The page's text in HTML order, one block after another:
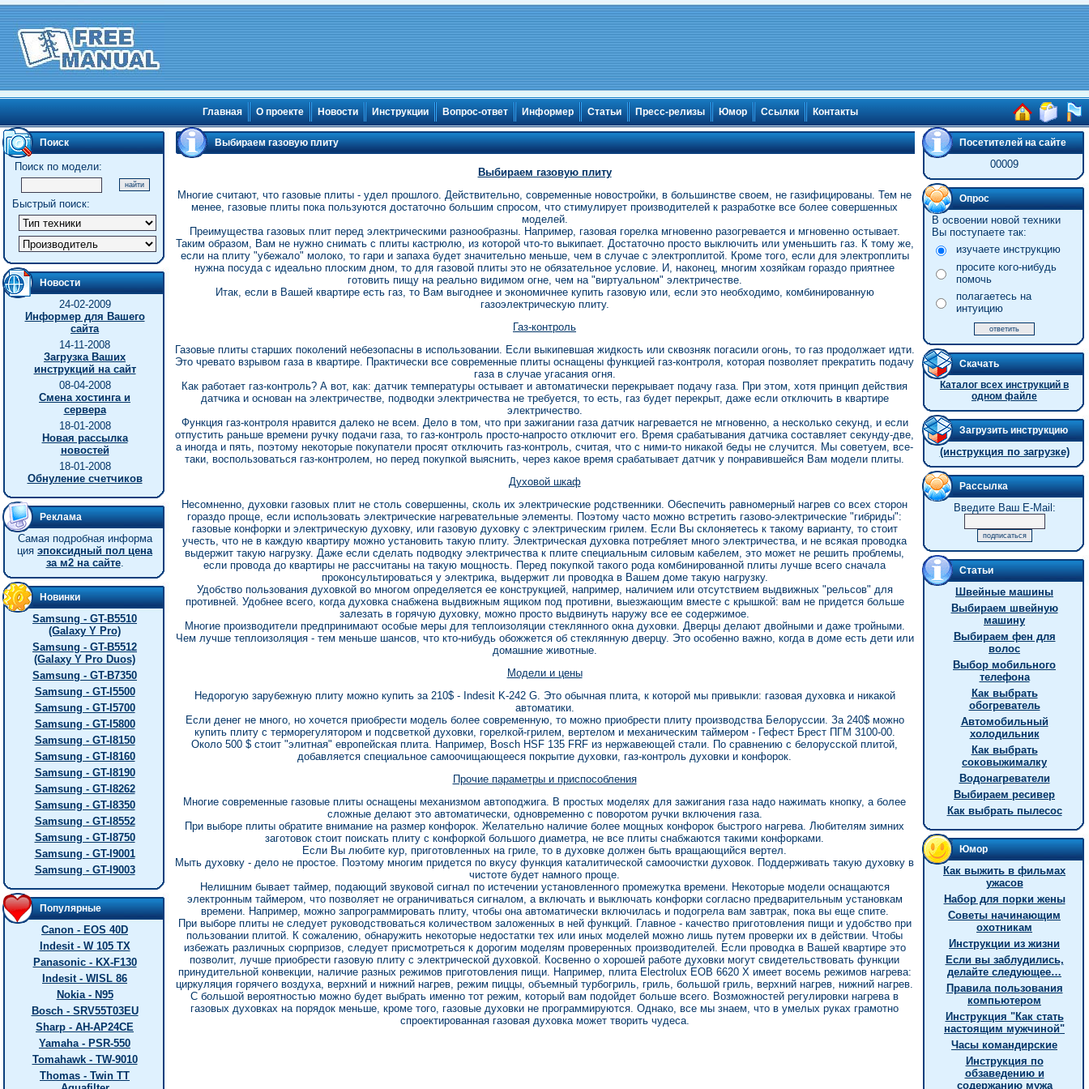
Главная О проекте Новости Инструкции Вопрос-ответ Информер Статьи Пресс-релизы Юмор Ссылки Контакты
Поиск
Поиск по модели:
Быстрый поиск:
Новости
24-02-2009
Информер для Вашего
сайта
14-11-2008
Загрузка Ваших
инструкций на сайт
08-04-2008
Смена хостинга и
сервера
18-01-2008
Новая рассылка
новостей
18-01-2008
Обнуление счетчиков
Реклама
Самая подробная информа
ция эпоксидный пол цена
за м2 на сайте.
Новинки
Samsung - GT-B5510
(Galaxy Y Pro)
Samsung - GT-B5512
(Galaxy Y Pro Duos)
Samsung - GT-B7350
Samsung - GT-I5500
Samsung - GT-I5700
Samsung - GT-I5800
Samsung - GT-I8150
Samsung - GT-I8160
Samsung - GT-I8190
Samsung - GT-I8262
Samsung - GT-I8350
Samsung - GT-I8552
Samsung - GT-I8750
Samsung - GT-I9001
Samsung - GT-I9003
Популярные
Canon - EOS 40D
Indesit - W 105 TX
Panasonic - KX-F130
Indesit - WISL 86
Nokia - N95
Bosch - SRV55T03EU
Sharp - AH-AP24CE
Yamaha - PSR-550
Tomahawk - TW-9010
Thomas - Twin TT
Выбираем газовую плиту
Выбираем газовую плиту
Многие считают, что газовые плиты - удел прошлого. Действительно, современные новостройки, в большинстве своем, не газифицированы. Тем не
менее, газовые плиты пока пользуются достаточно большим спросом, что стимулирует производителей к разработке все более совершенных
моделей.
Преимущества газовых плит перед электрическими разнообразны. Например, газовая горелка мгновенно разогревается и мгновенно остывает.
Таким образом, Вам не нужно снимать с плиты кастрюлю, из которой что-то выкипает. Достаточно просто выключить или уменьшить газ. К тому же,
если на плиту "убежало" молоко, то гари и запаха будет значительно меньше, чем в случае с электроплитой. Кроме того, если для электроплиты
нужна посуда с идеально плоским дном, то для газовой плиты это не обязательное условие. И, наконец, многим хозяйкам гораздо приятнее
готовить пищу на реально видимом огне, чем на "виртуальном" электричестве.
Итак, если в Вашей квартире есть газ, то Вам выгоднее и экономичнее купить газовую или, если это необходимо, комбинированную
газоэлектрическую плиту.
Газ-контроль
Газовые плиты старших поколений небезопасны в использовании. Если выкипевшая жидкость или сквозняк погасили огонь, то газ продолжает идти.
Это чревато взрывом газа в квартире. Практически все современные плиты оснащены функцией газ-контроля, которая позволяет прекратить подачу
газа в случае угасания огня.
Как работает газ-контроль? А вот, как: датчик температуры остывает и автоматически перекрывает подачу газа. При этом, хотя принцип действия
датчика и основан на электричестве, подводки электричества не требуется, то есть, газ будет перекрыт, даже если отключить в квартире
электричество.
Функция газ-контроля нравится далеко не всем. Дело в том, что при зажигании газа датчик нагревается не мгновенно, а несколько секунд, и если
отпустить раньше времени ручку подачи газа, то газ-контроль просто-напросто отключит его. Время срабатывания датчика составляет секунду-две,
а иногда и пять, поэтому некоторые покупатели просят отключить газ-контроль, считая, что с ними-то никакой беды не случится. Мы советуем, все-
таки, воспользоваться газ-контролем, но перед покупкой выяснить, через какое время срабатывает датчик у понравившейся Вам модели плиты.
Духовой шкаф
Несомненно, духовки газовых плит не столь совершенны, сколь их электрические родственники. Обеспечить равномерный нагрев со всех сторон
гораздо проще, если использовать электрические нагревательные элементы. Поэтому часто можно встретить газово-электрические "гибриды":
газовые конфорки и электрическую духовку, или газовую духовку с электрическим грилем. Если Вы склоняетесь к такому варианту, то стоит
учесть, что не в каждую квартиру можно установить такую плиту. Электрическая духовка потребляет много электричества, и не всякая проводка
выдержит такую нагрузку. Даже если сделать подводку электричества к плите специальным силовым кабелем, это может не решить проблемы,
если провода до квартиры не рассчитаны на такую мощность. Перед покупкой такого рода комбинированной плиты лучше всего сначала
проконсультироваться у электрика, выдержит ли проводка в Вашем доме такую нагрузку.
Удобство пользования духовкой во многом определяется ее конструкцией, например, наличием или отсутствием выдвижных "рельсов" для
противней. Удобнее всего, когда духовка снабжена выдвижным ящиком под противни, выезжающим вместе с крышкой: вам не придется больше
залезать в горячую духовку, можно просто выдвинуть наружу все ее содержимое.
Многие производители предпринимают особые меры для теплоизоляции стеклянного окна духовки. Дверцы делают двойными и даже тройными.
Чем лучше теплоизоляция - тем меньше шансов, что кто-нибудь обожжется об стеклянную дверцу. Это особенно важно, когда в доме есть дети или
домашние животные.
Модели и цены
Недорогую зарубежную плиту можно купить за 210$ - Indesit K-242 G. Это обычная плита, к которой мы привыкли: газовая духовка и никакой
автоматики.
Если денег не много, но хочется приобрести модель более современную, то можно приобрести плиту производства Белоруссии. За 240$ можно
купить плиту с терморегулятором и подсветкой духовки, горелкой-грилем, вертелом и механическим таймером - Гефест Брест ПГМ 3100-00.
Около 500 $ стоит "элитная" европейская плита. Например, Bosch HSF 135 FRF из нержавеющей стали. По сравнению с белорусской плитой,
добавляется специальное самоочищающееся покрытие духовки, газ-контроль духовки и конфорок.
Прочие параметры и приспособления
Многие современные газовые плиты оснащены механизмом автоподжига. В простых моделях для зажигания газа надо нажимать кнопку, а более
сложные делают это автоматически, одновременно с поворотом ручки включения газа.
При выборе плиты обратите внимание на размер конфорок. Желательно наличие более мощных конфорок быстрого нагрева. Любителям зимних
заготовок стоит поискать плиту с конфоркой большого диаметра, не все плиты снабжаются такими конфорками.
Если Вы любите кур, приготовленных на гриле, то в духовке должен быть вращающийся вертел.
Мыть духовку - дело не простое. Поэтому многим придется по вкусу функция каталитической самоочистки духовок. Поддерживать такую духовку в
чистоте будет намного проще.
Нелишним бывает таймер, подающий звуковой сигнал по истечении установленного промежутка времени. Некоторые модели оснащаются
электронным таймером, что позволяет не ограничиваться сигналом, а включать и выключать конфорки согласно предварительным установкам
времени. Например, можно запрограммировать плиту, чтобы она автоматически включилась и подогрела вам завтрак, пока вы еще спите.
При выборе плиты не следует руководствоваться количеством заложенных в ней функций. Главное - качество приготовления пищи и удобство при
пользовании плитой. К сожалению, обнаружить некоторые недостатки тех или иных моделей можно лишь путем проверки их в действии. Чтобы
избежать различных сюрпризов, следует присмотреться к дорогим моделям проверенных производителей. Если проводка в Вашей квартире это
позволит, лучше приобрести газовую плиту с электрической духовкой. Косвенно о хорошей работе духовки могут свидетельствовать функции
принудительной конвекции, наличие разных режимов приготовления пищи. Например, плита Electrolux EOB 6620 X имеет восемь режимов нагрева:
циркуляция горячего воздуха, верхний и нижний нагрев, режим пиццы, объемный турбогриль, гриль, большой гриль, верхний нагрев, нижний нагрев.
С большой вероятностью можно будет выбрать именно тот режим, который вам подойдет больше всего. Возможностей регулировки нагрева в
газовых духовках на порядок меньше, кроме того, газовые духовки не программируются. Однако, все мы знаем, что в умелых руках грамотно
спроектированная газовая духовка может творить чудеса.
Посетителей на сайте
00009
Опрос
В освоении новой техники
Вы поступаете так:
изучаете инструкцию
просите кого-нибудь
помочь
полагаетесь на
интуицию
Скачать
Каталог всех инструкций в
одном файле
Загрузить инструкцию
(инструкция по загрузке)
Рассылка
Введите Ваш E-Mail:
Статьи
Швейные машины
Выбираем швейную
машину
Выбираем фен для
волос
Выбор мобильного
телефона
Как выбрать
обогреватель
Автомобильный
холодильник
Как выбрать
соковыжималку
Водонагреватели
Выбираем ресивер
Как выбрать пылесос
Юмор
Как выжить в фильмах
ужасов
Hабор для порки жены
Советы начинающим
охотникам
Инструкции из жизни
Если вы заблудились,
делайте следующее…
Правила пользования
компьютером
Инстpукция "Как стать
настоящим мужчиной"
Часы командирские
Инструкция по
обзаведению и
содержанию мужа